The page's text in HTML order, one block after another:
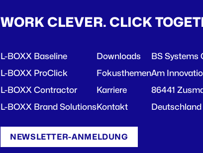
WORK CLEVER. CLICK
L-BOXX Baseline
L-BOXX ProClick
L-BOXX Contractor
L-BOXX Brand Solutions
Downloads
Fokusthemen
Karriere
Kontakt
BS Systems
Am
86441
Deutschland
NEWSLETTER-ANMELDUNG